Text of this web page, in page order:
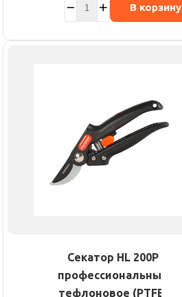
В корзину
Секатор HL 200P
профессиональный
тефлоновое (PTFE)